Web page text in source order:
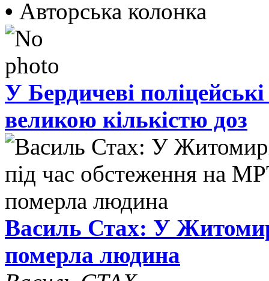
• Авторська колонка
У Бердичеві
великою кількістю доз
Василь Стах: У
померла людина